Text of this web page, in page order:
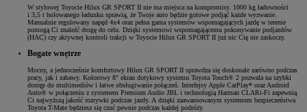
W stylowej Toyocie Hilux GR SPORT II nie ma miejsca na kompromisy. 1000 kg ładowności
i 3,5 t holowanego ładunku sprawią, że Twoje auto będzie gotowe podjąć każde wyzwanie.
Manualnie regulowany napęd 4x4 oraz pełna gama systemów wspomagających jazdę w terenie
pomogą Ci znaleźć drogę do celu. Dzięki systemowi wspomagającemu pokonywanie podjazdów
(HAC) czy aktywnej kontroli trakcji w Toyocie Hilux GR SPORT II już nic Cię nie zaskoczy.
Bogate wnętrze
Mocny, a jednocześnie komfortowy Hilux GR SPORT II sprawdza się doskonale zarówno podczas
pracy, jak i zabawy. Kolorowy 8'' ekran dotykowy systemu Toyota Touch® 2 pozwala na szybki
dostęp do multimediów i łatwe obsługiwanie połączeń. Interfejsy Apple CarPlay* oraz Android
Auto® w połączeniu z systemem Premium Audio JBL i technologią Harman CLARi-Fi zapewnią
Ci najwyższą jakość rozrywki podczas jazdy. A dzięki zaawansowanym systemom bezpieczeństwa
Toyota T-Mate będziesz się czuć pewnie podczas każdej podróży.